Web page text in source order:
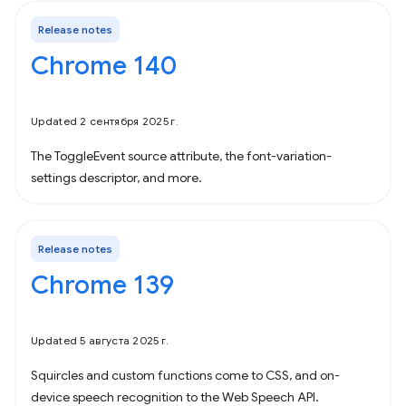
Release notes
Chrome 140
Updated 2 сентября 2025 г.
The ToggleEvent source attribute, the font-variation-
settings descriptor, and more.
Release notes
Chrome 139
Updated 5 августа 2025 г.
Squircles and custom functions come to CSS, and on-
device speech recognition to the Web Speech API.